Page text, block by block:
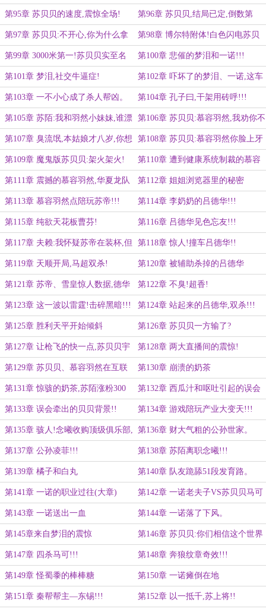
的皮
第95章 苏贝贝的速度,震惊全场! 第96章 苏贝贝,结局已定,倒数第
二???
第97章 苏贝贝:不开心,你为什么拿
自己当赌注!!!
第98章 博尔特附体!白色闪电苏贝
贝!!!
第99章 3000米第一!苏贝贝实至名
归!
第100章 悲催的梦泪和一诺!!!
第101章 梦泪,社交牛逼症! 第102章 吓坏了的梦泪、一诺,这车
上有人的尸体!
第103章 一不小心成了杀人帮凶。 第104章 孔子曰,干架用砖呼!!!
第105章 苏陌:我和羽然小妹妹,谁漂
亮?
第106章 苏贝贝:慕容羽然,我劝你不
要不知好歹!
第107章 臭流氓,本姑娘才八岁,你想
让我怎么发育?
第108章 苏贝贝:慕容羽然你脸上牙
印哪来的?
第109章 魔鬼版苏贝贝:架火架火! 第110章 遭到健康系统制裁的慕容
羽然。
第111章 震撼的慕容羽然,华夏龙队
雪皇!!!
第112章 姐姐浏览器里的秘密
第113章 慕容羽然点陪玩苏帝!!! 第114章 李奶奶的吕德华!!!
第115章 纯欲天花板曹芬! 第116章 吕德华见色忘友!!!
第117章 夫赖:我怀疑苏帝在装杯,但
我没有证据!
第118章 惊人!撞车吕德华!!
第119章 天顺开局,马超双杀! 第120章 被辅助杀掉的吕德华
第121章 苏帝、雪皇惊人数据,德华
吓出心脏病来了!
第122章 不臭!超香!
第123章 这一波以雷霆!击碎黑暗!!! 第124章 站起来的吕德华,双杀!!!
第125章 胜利天平开始倾斜 第126章 苏贝贝一方输了?
第127章 让枪飞的快一点,苏贝贝宇
宙级五杀!!!
第128章 两大直播间的震惊!
第129章 苏贝贝、慕容羽然在互联
网引起的轰动!!!
第130章 崩溃的奶茶
第131章 惊骇的奶茶,苏陌涨粉300
万!!!
第132章 西瓜汁和呕吐引起的误会
第133章 误会牵出的贝贝背景!! 第134章 游戏陪玩产业大变天!!!
第135章 骇人!念曦收购顶级俱乐部,
是哪个?
第136章 财大气粗的公孙世家。
第137章 公孙凌菲!!! 第138章 苏陌离职念曦!!!
第139章 橘子和白丸 第140章 队友跪舔51段发育路。
第141章 一诺的职业过往(大章) 第142章 一诺老夫子VS苏贝贝马可
波罗
第143章 一诺送出一血 第144章 一诺落了下风。
第145章来自梦泪的震惊 第146章 苏贝贝:你们相信这个世界
上有光吗?
第147章 四杀马可!!! 第148章 奔狼纹章奇效!!!
第149章 怪蜀黍的棒棒糖 第150章 一诺瘫倒在地
第151章 秦帮帮主—东锡!!! 第152章 以一抵千,苏上将!!